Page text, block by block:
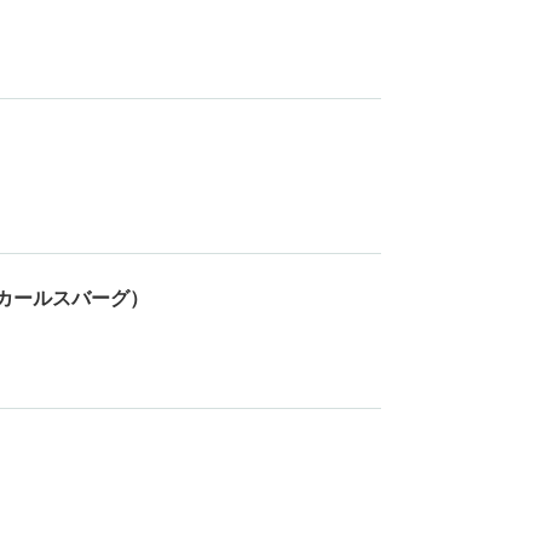
ルスバーグ）